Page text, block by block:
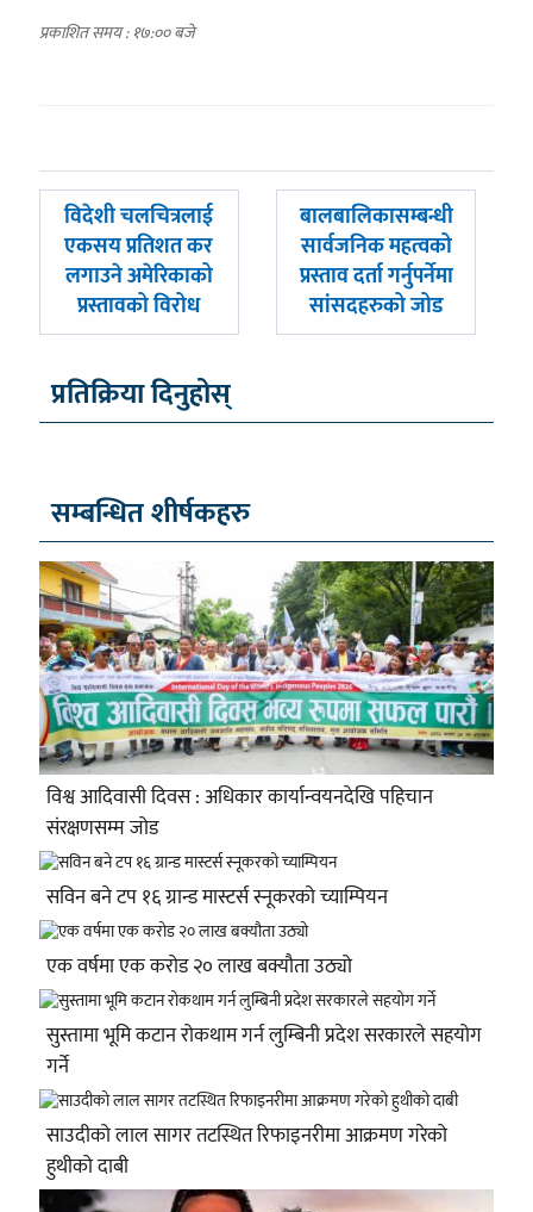
प्रकाशित समय : १७:०० बजे
पछिल्लाे
-
विदेशी चलचित्रलाई
एकसय प्रतिशत कर
लगाउने अमेरिकाको
प्रस्तावको विरोध
अघिल्लाे
-
बालबालिकासम्बन्धी
सार्वजनिक महत्वको
प्रस्ताव दर्ता गर्नुपर्नेमा
सांसदहरुको जोड
प्रतिक्रिया दिनुहोस्
सम्बन्धित शीर्षकहरु
विश्व आदिवासी दिवस : अधिकार कार्यान्वयनदेखि पहिचान
संरक्षणसम्म जोड
सविन बने टप १६ ग्रान्ड मास्टर्स स्नूकरको च्याम्पियन
एक वर्षमा एक करोड २० लाख बक्यौता उठ्यो
सुस्तामा भूमि कटान रोकथाम गर्न लुम्बिनी प्रदेश सरकारले सहयोग
गर्ने
साउदीको लाल सागर तटस्थित रिफाइनरीमा आक्रमण गरेको
हुथीको दाबी